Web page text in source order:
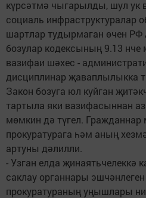
күрсәтмә чыгарылды, шул ук
социаль инфраструктуралар
шартлар тудырмаган өчен РФ
бозулар кодексының 9.13 нче
вазифаи шәхес -
дисциплинар җаваплылыкка
Закон бозуга юл куйган
тартыла яки вазифасыннан
мөмкин дә түгел.
прокуратурага һәм аның
артуны дәлилли.
- Узган елда җинаятьчелеккә
саклау органнары
прокуратураның уңышлары